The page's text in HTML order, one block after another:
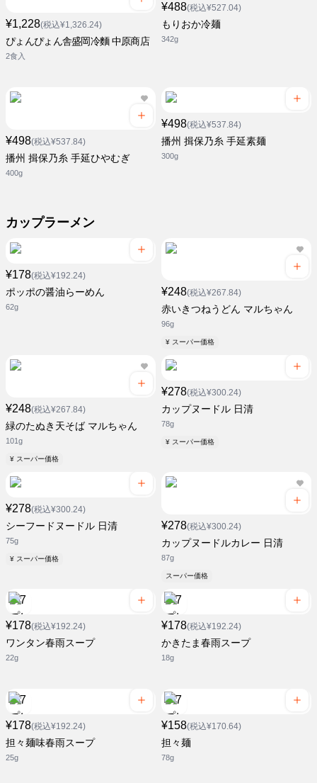
¥1,228(税込¥1,326.24)
ぴょんぴょん舎盛岡冷麵 中原商店
2食入
¥488(税込¥527.04)
もりおか冷麺
342g
¥498(税込¥537.84)
播州 揖保乃糸 手延ひやむぎ
400g
¥498(税込¥537.84)
播州 揖保乃糸 手延素麺
300g
カップラーメン
¥178(税込¥192.24)
ポッポの醤油らーめん
62g
¥248(税込¥267.84)
赤いきつねうどん マルちゃん
96g
¥ スーパー価格
¥248(税込¥267.84)
緑のたぬき天そば マルちゃん
101g
¥ スーパー価格
¥278(税込¥300.24)
カップヌードル 日清
78g
¥ スーパー価格
¥278(税込¥300.24)
シーフードヌードル 日清
75g
¥ スーパー価格
¥278(税込¥300.24)
カップヌードルカレー 日清
87g
スーパー価格
¥178(税込¥192.24)
ワンタン春雨スープ
22g
¥178(税込¥192.24)
かきたま春雨スープ
18g
¥178(税込¥192.24)
担々麺味春雨スープ
25g
¥158(税込¥170.64)
担々麺
78g